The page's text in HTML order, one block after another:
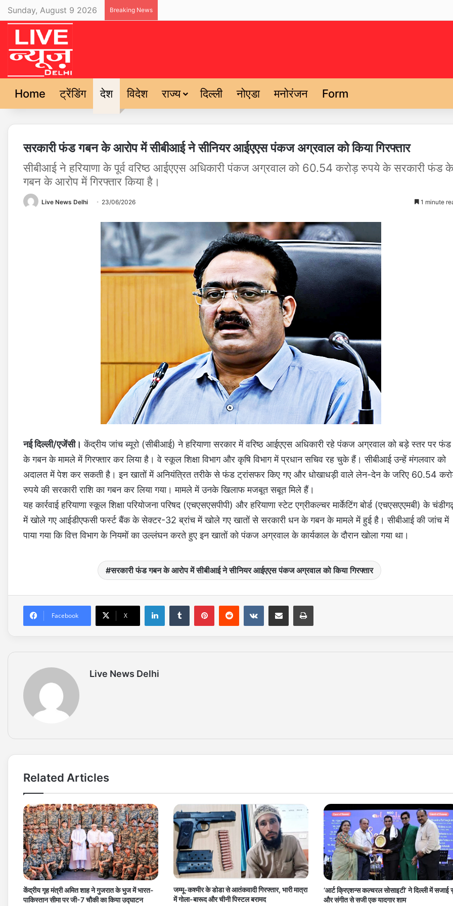
Sunday, August 9 2026 Breaking News
Home ट्रेंडिंग देश विदेश राज्य दिल्ली नोएडा मनोरंजन Form
सरकारी फंड गबन के आरोप में सीबीआई ने सीनियर आईएएस पंकज अग्रवाल को किया गिरफ्तार
सीबीआई ने हरियाणा के पूर्व वरिष्ठ आईएएस अधिकारी पंकज अग्रवाल को 60.54 करोड़ रुपये के सरकारी फंड के
गबन के आरोप में गिरफ्तार किया है।
Live News Delhi 23/06/2026 1 minute
नई दिल्ली/एजेंसी। केंद्रीय जांच ब्यूरो (सीबीआई) ने हरियाणा सरकार में वरिष्ठ आईएएस अधिकारी रहे पंकज अग्रवाल को बड़े स्तर पर फंड
के गबन के मामले में गिरफ्तार कर लिया है। वे स्कूल शिक्षा विभाग और कृषि विभाग में प्रधान सचिव रह चुके हैं। सीबीआई उन्हें मंगलवार को
अदालत में पेश कर सकती है। इन खातों में अनियंत्रित तरीके से फंड ट्रांसफर किए गए और धोखाधड़ी वाले लेन-देन के जरिए 60.54
रुपये की सरकारी राशि का गबन कर लिया गया। मामले में उनके खिलाफ मजबूत सबूत मिले हैं।
यह कार्रवाई हरियाणा स्कूल शिक्षा परियोजना परिषद (एचएसएसपीपी) और हरियाणा स्टेट एग्रीकल्चर मार्केटिंग बोर्ड (एचएसएएमबी) के
में खोले गए आईडीएफसी फर्स्ट बैंक के सेक्टर-32 ब्रांच में खोले गए खातों से सरकारी धन के गबन के मामले में हुई है। सीबीआई की जांच में
पाया गया कि वित्त विभाग के नियमों का उल्लंघन करते हुए इन खातों को पंकज अग्रवाल के कार्यकाल के दौरान खोला गया था।
सरकारी फंड गबन के आरोप में सीबीआई ने सीनियर आईएएस पंकज अग्रवाल को किया गिरफ्तार
Facebook X
Live News Delhi
Related Articles
केंद्रीय गृह मंत्री अमित शाह ने गुजरात के भुज में भारत-
पाकिस्तान सीमा पर जी-7 चौकी का किया उद्घाटन
जम्मू-कश्मीर के डोडा से आतंकवादी गिरफ्तार, भारी मात्रा
में गोला-बारूद और चीनी पिस्टल बरामद
‘आर्ट क्रिएशन्स कल्चरल सोसाइटी’ ने दिल्ली में सजाई
और संगीत से सजी एक यादगार शाम